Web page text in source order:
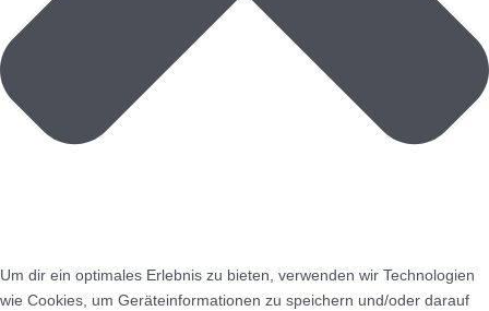
Um dir ein optimales Erlebnis zu bieten, verwenden wir Technologien
wie Cookies, um Geräteinformationen zu speichern und/oder darauf